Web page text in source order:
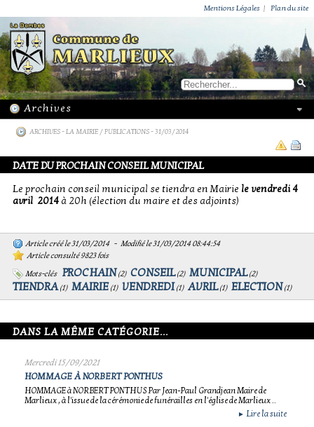
Mentions Légales | Plan du site
ARCHIVES-LA MAIRIE / PUBLICATIONS- 31/03/2014
DATE DU PROCHAIN CONSEIL MUNICIPAL
Le prochain conseil municipal se tiendra en Mairie le vendredi 4
avril 2014 à 20h (élection du maire et des adjoints)
Article créé le 31/03/2014 - Modifié le 31/03/2014 08:44:54
Article consulté 9823 fois
Mots-clés
PROCHAIN (2) CONSEIL(2) MUNICIPAL(2)
TIENDRA(1) MAIRIE (1) VENDREDI (1) AVRIL(1) ELECTION (1)
DANS LA MÊME CATÉGORIE...
Mercredi 15/09/2021
HOMMAGE À NORBERT PONTHUS
HOMMAGE à NORBERT PONTHUS Par Jean-Paul Grandjean Maire de
Marlieux , à l'issue de la cérémonie de funérailles en l'église de Marlieux ..
► Lire la suite